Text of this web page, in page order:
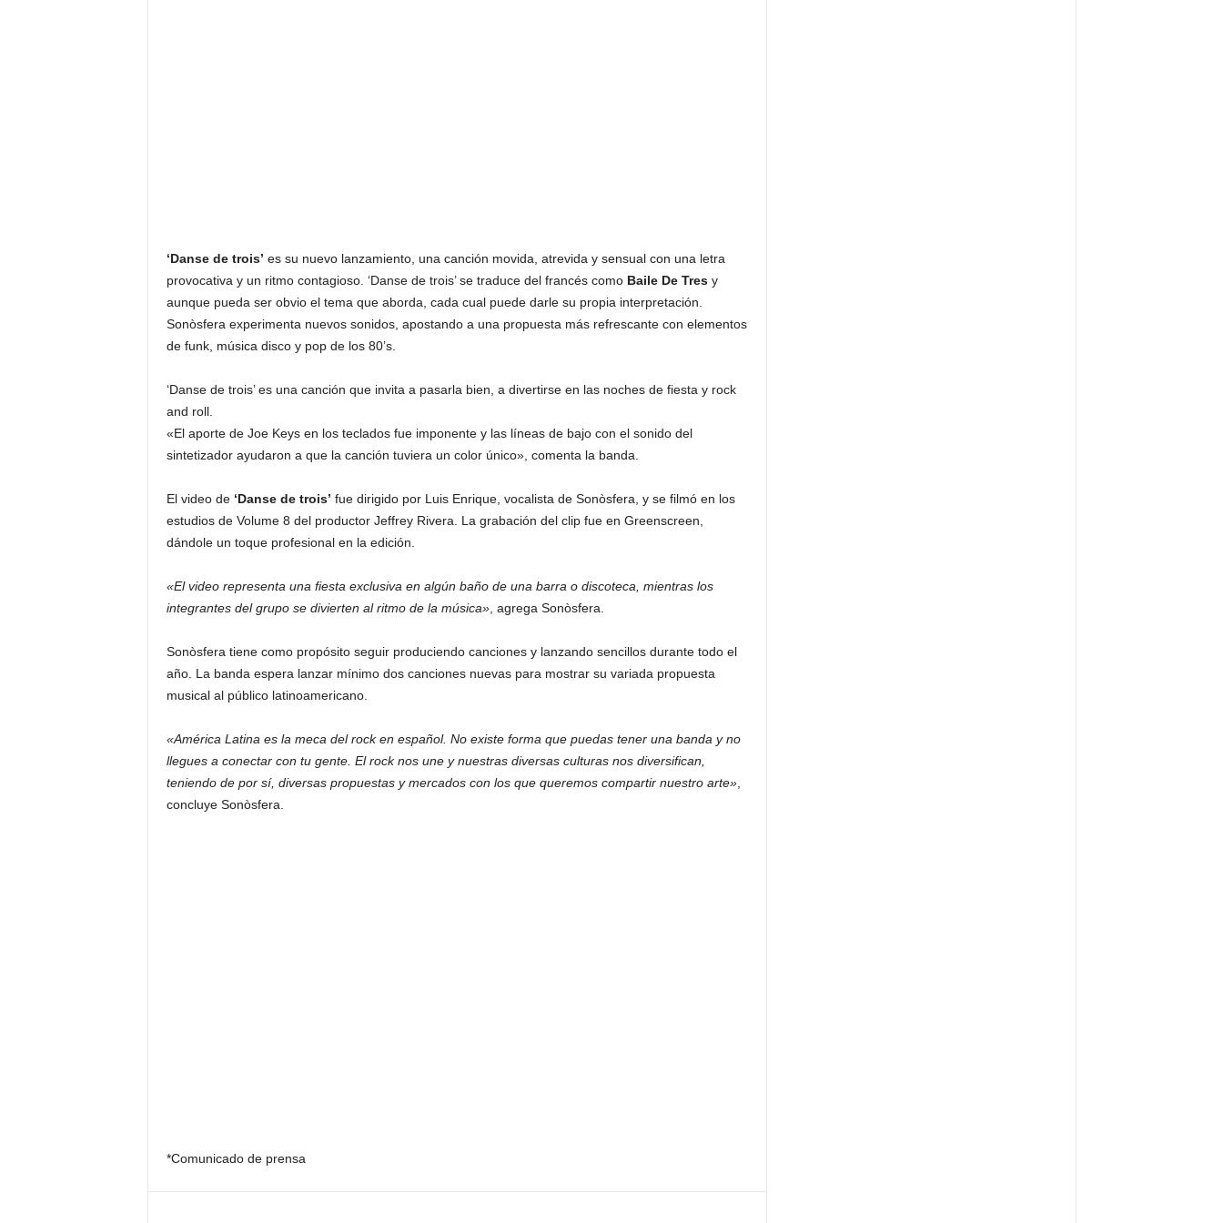
‘Danse de trois’ es su nuevo lanzamiento, una canción movida, atrevida y sensual con una letra
provocativa y un ritmo contagioso. ‘Danse de trois’ se traduce del francés como Baile De Tresy
aunque pueda ser obvio el tema que aborda, cada cual puede darle su propia interpretación.
Sonòsfera experimenta nuevos sonidos, apostando a una propuesta más refrescante con elementos
de funk, música disco y pop de los 80’s.
‘Danse de trois’ es una canción que invita a pasarla bien, a divertirse en las noches de fiesta y rock
and roll.
«El aporte de Joe Keys en los teclados fue imponente y las líneas de bajo con el sonido del
sintetizador ayudaron a que la canción tuviera un color único», comenta la banda.
El video de ‘Danse de trois’ fue dirigido por Luis Enrique, vocalista de Sonòsfera, y se filmó en los
estudios de Volume 8 del productor Jeffrey Rivera. La grabación del clip fue en Greenscreen,
dándole un toque profesional en la edición.
«El video representa una fiesta exclusiva en algún baño de una barra o discoteca, mientras los
integrantes del grupo se divierten al ritmo de la música», agrega Sonòsfera.
Sonòsfera tiene como propósito seguir produciendo canciones y lanzando sencillos durante todo el
año. La banda espera lanzar mínimo dos canciones nuevas para mostrar su variada propuesta
musical al público latinoamericano.
«América Latina es la meca del rock en español. No existe forma que puedas tener una banda y no
llegues a conectar con tu gente. El rock nos une y nuestras diversas culturas nos diversifican,
teniendo de por sí, diversas propuestas y mercados con los que queremos compartir nuestro arte»,
concluye Sonòsfera.
*Comunicado de prensa